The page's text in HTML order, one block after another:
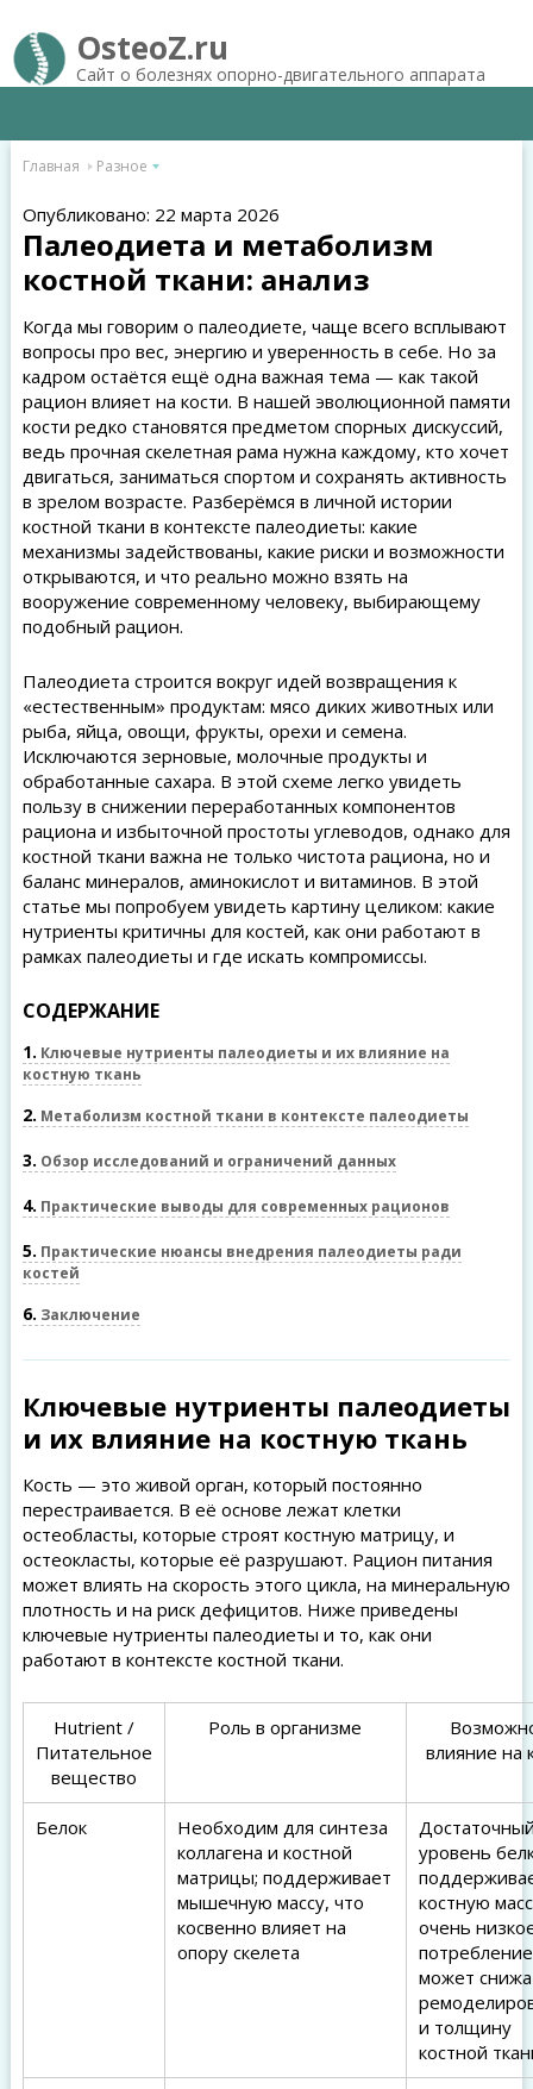
OsteoZ.ru
Сайт о болезнях опорно-двигательного аппарата
Главная Разное
Опубликовано: 22 марта 2026
Палеодиета и метаболизм
костной ткани: анализ
Когда мы говорим о палеодиете, чаще всего всплывают
вопросы про вес, энергию и уверенность в себе. Но за
кадром остаётся ещё одна важная тема — как такой
рацион влияет на кости. В нашей эволюционной памяти
кости редко становятся предметом спорных дискуссий,
ведь прочная скелетная рама нужна каждому, кто хочет
двигаться, заниматься спортом и сохранять активность
в зрелом возрасте. Разберёмся в личной истории
костной ткани в контексте палеодиеты: какие
механизмы задействованы, какие риски и возможности
открываются, и что реально можно взять на
вооружение современному человеку, выбирающему
подобный рацион.
Палеодиета строится вокруг идей возвращения к
«естественным» продуктам: мясо диких животных или
рыба, яйца, овощи, фрукты, орехи и семена.
Исключаются зерновые, молочные продукты и
обработанные сахара. В этой схеме легко увидеть
пользу в снижении переработанных компонентов
рациона и избыточной простоты углеводов, однако для
костной ткани важна не только чистота рациона, но и
баланс минералов, аминокислот и витаминов. В этой
статье мы попробуем увидеть картину целиком: какие
нутриенты критичны для костей, как они работают в
рамках палеодиеты и где искать компромиссы.
СОДЕРЖАНИЕ
1 Ключевые нутриенты палеодиеты и их влияние на
костную ткань
2 Метаболизм костной ткани в контексте палеодиеты
3 Обзор исследований и ограничений данных
4 Практические выводы для современных рационов
5 Практические нюансы внедрения палеодиеты ради
костей
6 Заключение
Ключевые нутриенты палеодиеты
и их влияние на костную ткань
Кость — это живой орган, который постоянно
перестраивается. В её основе лежат клетки
остеобласты, которые строят костную матрицу, и
остеокласты, которые её разрушают. Рацион питания
может влиять на скорость этого цикла, на минеральную
плотность и на риск дефицитов. Ниже приведены
ключевые нутриенты палеодиеты и то, как они
работают в контексте костной ткани.
Нutrient /
Питательное
вещество
Роль в организме
влияние на
Белок
Необходим для синтеза
коллагена и костной
матрицы; поддерживает
мышечную массу, что
косвенно влияет на
опору скелета
уровень
костную
очень
потребление
может
и толщину
костной